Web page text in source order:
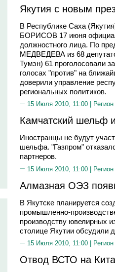
Якутия с новым
В Республике Саха
БОРИСОВ 17 июня
должностного лица. По
МЕДВЕДЕВА из 68
Тумэн) 61 проголосовали
голосах "против" на
доверили управление
региональных политиков.
15 Июля 2010, 11:00 |
Камчатский шельф
Иностранцы не будут
шельфа. "Газпром"
партнеров.
15 Июля 2010, 11:00 |
Алмазная ОЭЗ
В Якутске планируется
промышленно-
производству ювелирных
столице Якутии обсудили
15 Июля 2010, 11:00 |
Отвод ВСТО на